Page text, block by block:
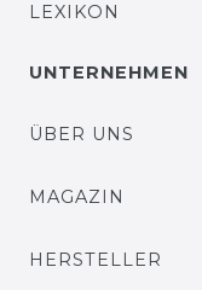
LEXIKON
UNTERNEHMEN
ÜBER UNS
MAGAZIN
HERSTELLER